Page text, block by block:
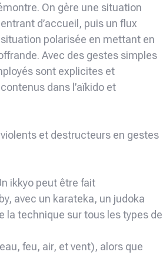
On gère une situation
d’accueil, puis un flux
polarisée en mettant en
Avec des gestes simples
sont explicites et
dans l’aïkido et
et destructeurs en gestes
ikkyo peut être fait
avec un karateka, un judoka
la technique sur tous les types de
feu, air, et vent), alors que